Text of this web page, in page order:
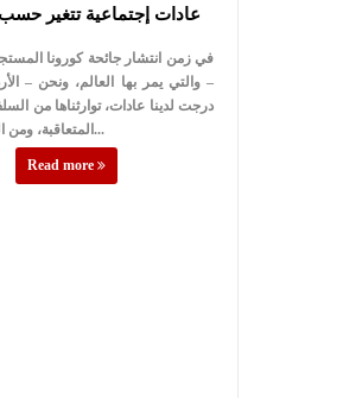
عادات إجتماعية تتغير
– والتي يمر بها العالم، ونحن –
درجت لدينا عادات، توارثناها من
المتعاقبة، ومن المؤكد اننا سنع...
Read more